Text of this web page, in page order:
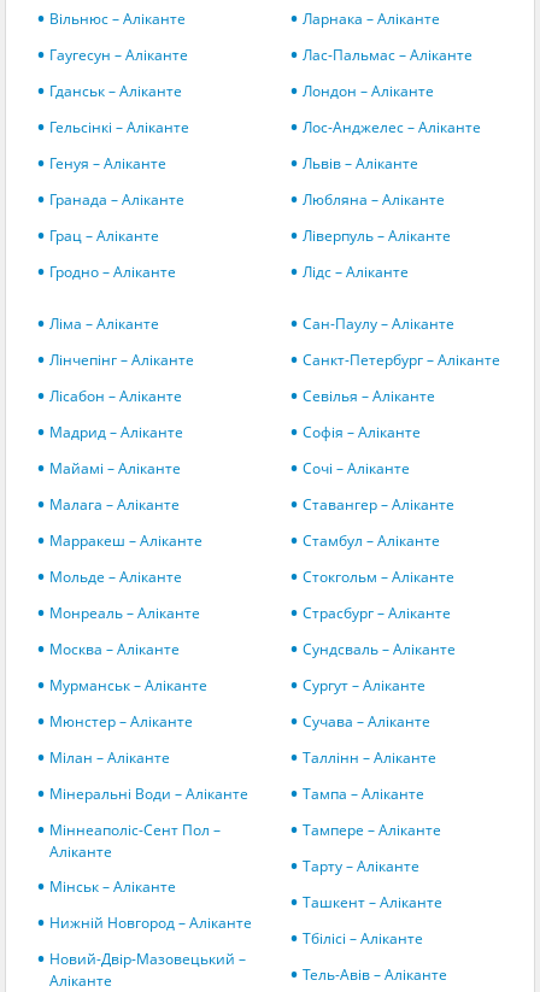
Вільнюс – Аліканте
Гаугесун – Аліканте
Гданськ – Аліканте
Гельсінкі – Аліканте
Генуя – Аліканте
Гранада – Аліканте
Грац – Аліканте
Гродно – Аліканте
Ларнака – Аліканте
Лас-Пальмас – Аліканте
Лондон – Аліканте
Лос-Анджелес – Аліканте
Львів – Аліканте
Любляна – Аліканте
Ліверпуль – Аліканте
Лідс – Аліканте
Ліма – Аліканте
Лінчепінг – Аліканте
Лісабон – Аліканте
Мадрид – Аліканте
Майамі – Аліканте
Малага – Аліканте
Марракеш – Аліканте
Мольде – Аліканте
Монреаль – Аліканте
Москва – Аліканте
Мурманськ – Аліканте
Мюнстер – Аліканте
Мілан – Аліканте
Мінеральні Води – Аліканте
Міннеаполіс-Сент Пол –
Аліканте
Мінськ – Аліканте
Нижній Новгород – Аліканте
Новий-Двір-Мазовецький –
Аліканте
Сан-Паулу – Аліканте
Санкт-Петербург – Аліканте
Севілья – Аліканте
Софія – Аліканте
Сочі – Аліканте
Ставангер – Аліканте
Стамбул – Аліканте
Стокгольм – Аліканте
Страсбург – Аліканте
Сундсваль – Аліканте
Сургут – Аліканте
Сучава – Аліканте
Таллінн – Аліканте
Тампа – Аліканте
Тампере – Аліканте
Тарту – Аліканте
Ташкент – Аліканте
Тбілісі – Аліканте
Тель-Авів – Аліканте